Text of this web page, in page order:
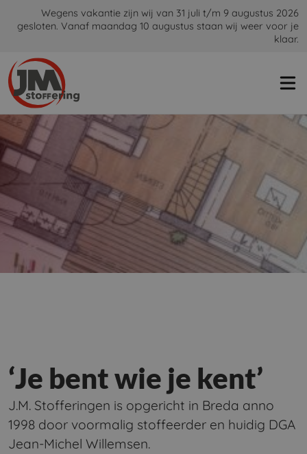
Wegens vakantie zijn wij van 31 juli t/m 9 augustus 2026
gesloten. Vanaf maandag 10 augustus staan wij weer voor je
klaar.
‘Je bent wie je kent’
J.M. Stofferingen is opgericht in Breda anno
1998 door voormalig stoffeerder en huidig DGA
Jean-Michel Willemsen.